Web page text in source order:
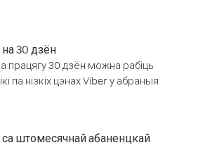
30 дзён
працягу 30 дзён можна рабіць
па нізкіх цэнах Viber у абраныя
штомесячнай абаненцкай